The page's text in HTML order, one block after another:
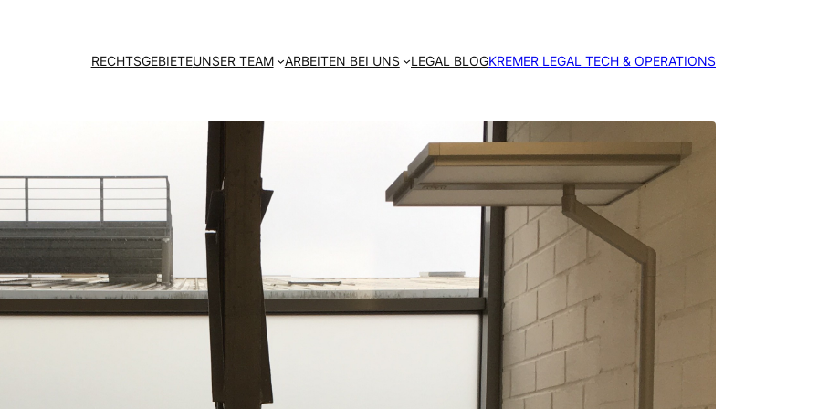
RECHTSGEBIETEUNSER TEAM ARBEITEN BEI UNS LEGAL BLOGKREMER LEGAL TECH & OPERATIONS